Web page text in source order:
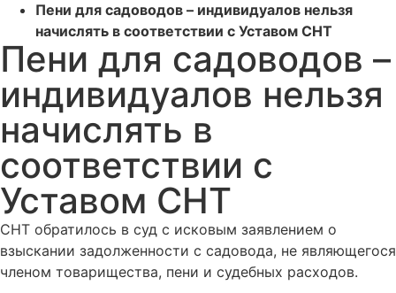
Пени для садоводов – индивидуалов нельзя
начислять в соответствии с Уставом СНТ
Пени для садоводов –
индивидуалов нельзя
начислять в
соответствии с
Уставом СНТ
СНТ обратилось в суд с исковым заявлением о
взыскании задолженности с садовода, не являющегося
членом товарищества, пени и судебных расходов.